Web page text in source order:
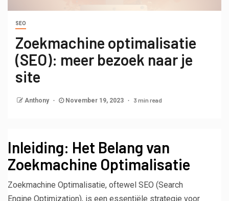
SEO
Zoekmachine optimalisatie
(SEO): meer bezoek naar je
site
Anthony November 19, 2023 3 min read
Inleiding: Het Belang van
Zoekmachine Optimalisatie
Zoekmachine Optimalisatie, oftewel SEO (Search
Engine Optimization), is een essentiële strategie voor